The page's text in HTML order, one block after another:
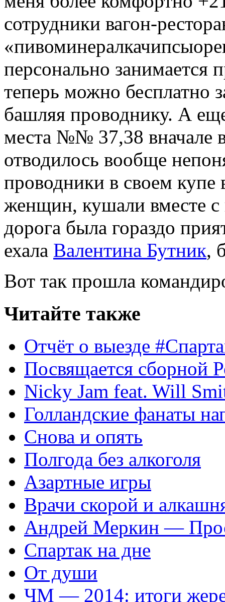
сотрудники вагон-
персонально занимается
теперь можно бесплатно
башляя проводнику. А
места №№ 37,38 вначале
отводилось вообще
проводники в своем
женщин, кушали вместе
дорога была гораздо
ехала Валентина Бутник,
Вот так прошла
Читайте также
Отчёт о выезде
Посвящается сборной
Nicky Jam feat. Will
Голландские фанаты
Снова и опять
Полгода без алкоголя
Азартные игры
Врачи скорой и
Андрей Меркин —
Спартак на дне
От души
ЧМ — 2014: итоги